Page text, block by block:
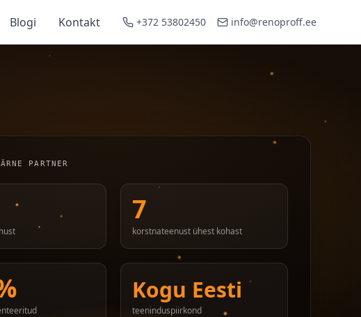
Blogi Kontakt +372 53802450 info@renoproff.ee
PARTNER
7
korstnateenust ühest kohast
Kogu Eesti
teeninduspiirkond